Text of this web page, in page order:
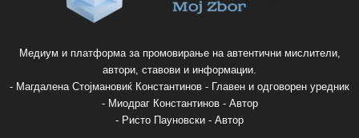
Медиум и платформа за промовирање на автентични мислители,
автори, ставови и информации.
- Магдалена Стојмановиќ Константинов - Главен и одговорен уредник
- Миодраг Константинов - Автор
- Ристо Пауновски - Автор